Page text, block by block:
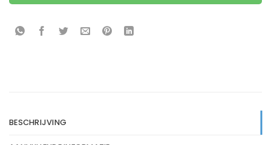
BESCHRIJVING